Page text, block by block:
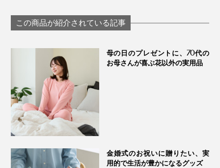
寒がり屋さん
この商品が紹介されている記事
母の日のプレゼントに、70代の
お母さんが喜ぶ花以外の実用品
金婚式のお祝いに贈りたい、実
用的で生活が豊かになるグッズ